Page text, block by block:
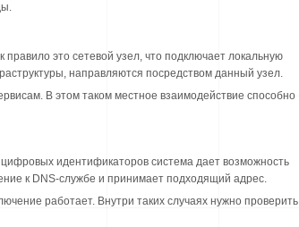
это сетевой узел, что подключает локальную
направляются посредством данный узел.
В этом таком местное взаимодействие способно
идентификаторов система дает возможность
к DNS-службе и принимает подходящий адрес.
работает. Внутри таких случаях нужно проверить